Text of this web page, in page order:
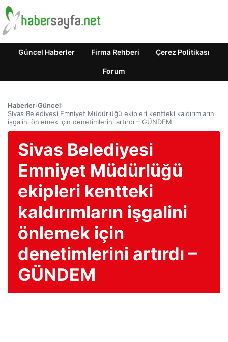
Güncel Haberler Firma Rehberi Çerez Politikası
Forum
Haberler›Güncel›
Sivas Belediyesi Emniyet Müdürlüğü ekipleri kentteki kaldırımların
işgalini önlemek için denetimlerini artırdı – GÜNDEM
Sivas Belediyesi
Emniyet Müdürlüğü
ekipleri kentteki
kaldırımların işgalini
önlemek için
denetimlerini artırdı –
GÜNDEM